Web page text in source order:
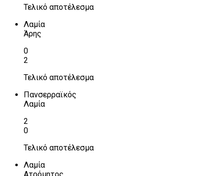
Τελικό αποτέλεσμα
Λαμία
Άρης
0
2
Τελικό αποτέλεσμα
Πανσερραϊκός
Λαμία
2
0
Τελικό αποτέλεσμα
Λαμία